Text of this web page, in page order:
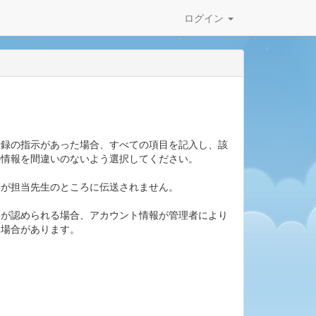
ログイン
の指示があった場合、すべての項目を記入し、該
報を間違いのないよう選択してください。
担当先生のところに伝送されません。
認められる場合、アカウント情報が管理者により
合があります。